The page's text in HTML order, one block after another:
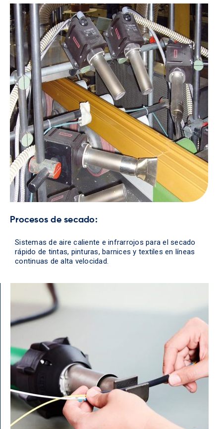
Procesos de secado:
Sistemas de aire caliente e infrarrojos para el secado
rápido de tintas, pinturas, barnices y textiles en líneas
continuas de alta velocidad.